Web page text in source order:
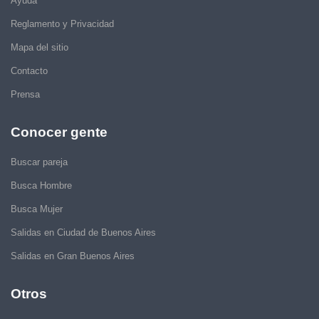
Reglamento y Privacidad
Mapa del sitio
Contacto
Prensa
Conocer gente
Buscar pareja
Busca Hombre
Busca Mujer
Salidas en Ciudad de Buenos Aires
Salidas en Gran Buenos Aires
Otros